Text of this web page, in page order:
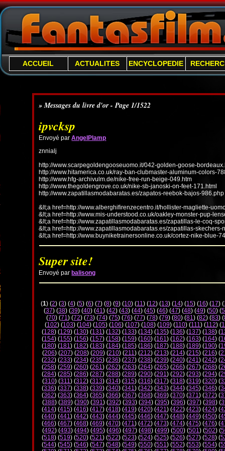
ACCUEIL ACTUALITES ENCYCLOPEDIE
» Messages du livre d'or - Page 1/1522
ipvcksp
Envoyé parAngelPlamp
znnialj
http://www.scarpegoldengooseuomo.it/042-golden-goose-
http://www.hitamerica.co.uk/ray-ban-clubmaster-aluminum-colors-
http://www.hfg-archivulm.de/nike-free-run-beige-049.htm
http://www.thegoldengrove.co.uk/nike-sb-janoski-on-feet-171.html
http://www.zapatillasmodabaratas.es/zapatos-reebok-bajos-986.php
&lt;a href=http://www.alberghifirenzecentro.it/hollister-magliette-
&lt;a href=http://www.mis-understood.co.uk/oakley-monster-pup-
&lt;a href=http://www.zapatillasmodabaratas.es/zapatillas-le-coq-
&lt;a href=http://www.zapatillasmodabaratas.es/zapatillas-
&lt;a href=http://www.buyniketrainersonline.co.uk/cortez-nike-blue-
Super site!
Envoyé par balisong
(1) (2) (3) (4) (5) (6) (7) (8) (9) (10) (11) (12) (13) (14) (15) (16) (17) (
(37) (38) (39) (40) (41) (42) (43) (44) (45) (46) (47) (48) (49) (50) (
(70) (71) (72) (73) (74) (75) (76) (77) (78) (79) (80) (81) (82) (83) (
(102) (103) (104) (105) (106) (107) (108) (109) (110) (111) (112) (
(128) (129) (130) (131) (132) (133) (134) (135) (136) (137) (138) (
(154) (155) (156) (157) (158) (159) (160) (161) (162) (163) (164) (
(180) (181) (182) (183) (184) (185) (186) (187) (188) (189) (190) (
(206) (207) (208) (209) (210) (211) (212) (213) (214) (215) (216) (
(232) (233) (234) (235) (236) (237) (238) (239) (240) (241) (242) (
(258) (259) (260) (261) (262) (263) (264) (265) (266) (267) (268) (
(284) (285) (286) (287) (288) (289) (290) (291) (292) (293) (294) (
(310) (311) (312) (313) (314) (315) (316) (317) (318) (319) (320) (
(336) (337) (338) (339) (340) (341) (342) (343) (344) (345) (346) (
(362) (363) (364) (365) (366) (367) (368) (369) (370) (371) (372) (
(388) (389) (390) (391) (392) (393) (394) (395) (396) (397) (398) (
(414) (415) (416) (417) (418) (419) (420) (421) (422) (423) (424) (
(440) (441) (442) (443) (444) (445) (446) (447) (448) (449) (450) (
(466) (467) (468) (469) (470) (471) (472) (473) (474) (475) (476) (
(492) (493) (494) (495) (496) (497) (498) (499) (500) (501) (502) (
(518) (519) (520) (521) (522) (523) (524) (525) (526) (527) (528) (
(544) (545) (546) (547) (548) (549) (550) (551) (552) (553) (554) (